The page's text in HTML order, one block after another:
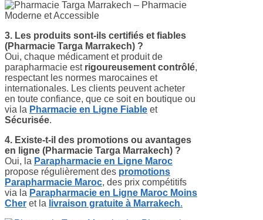
3. Les produits sont-ils certifiés et fiables
(Pharmacie Targa Marrakech) ?
Oui, chaque médicament et produit de
parapharmacie est rigoureusement contrôlé,
respectant les normes marocaines et
internationales. Les clients peuvent acheter
en toute confiance, que ce soit en boutique ou
via la Pharmacie en Ligne Fiable et
Sécurisée.
4. Existe-t-il des promotions ou avantages
en ligne (Pharmacie Targa Marrakech) ?
Oui, la Parapharmacie en Ligne Maroc
propose régulièrement des promotions
Parapharmacie Maroc, des prix compétitifs
via la Parapharmacie en Ligne Maroc Moins
Cher et la livraison gratuite à Marrakech.